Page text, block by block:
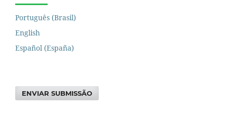
Português (Brasil)
English
Español (España)
ENVIAR SUBMISSÃO